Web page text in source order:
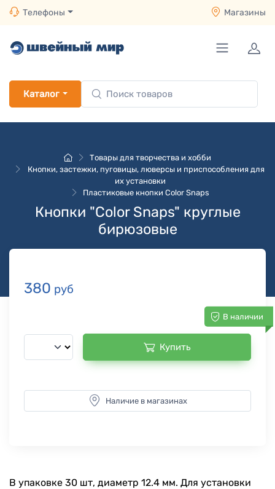
Телефоны Магазины
Каталог
Товары для творчества и хобби
Кнопки, застежки, пуговицы, люверсы и приспособления для
их установки
Пластиковые кнопки Color Snaps
Кнопки "Color Snaps" круглые
бирюзовые
380 руб
В наличии
Купить
Наличие в магазинах
В упаковке 30 шт, диаметр 12.4 мм. Для установки